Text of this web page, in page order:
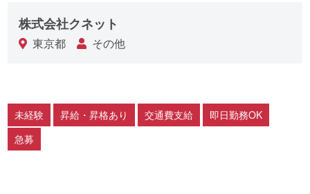
株式会社クネット
東京都 その他
未経験 昇給・昇格あり 交通費支給
即日勤務OK
急募